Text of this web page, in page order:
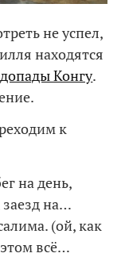
не успел,
находятся
Конгу.
к
на день,
заезд на…
(ой, как
всё…